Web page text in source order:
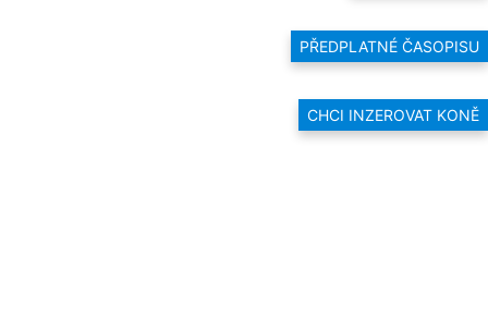
PŘEDPLATNÉ ČASOPISU
CHCI INZEROVAT KONĚ